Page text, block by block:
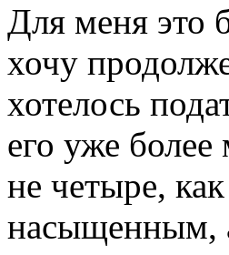
Для меня это
хочу
хотелось
его уже
не четыре,
насыщенным,